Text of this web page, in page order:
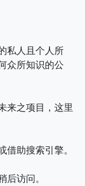
私人且个人所
众所知识的公
来之项目，这里
助搜索引擎。
访问。